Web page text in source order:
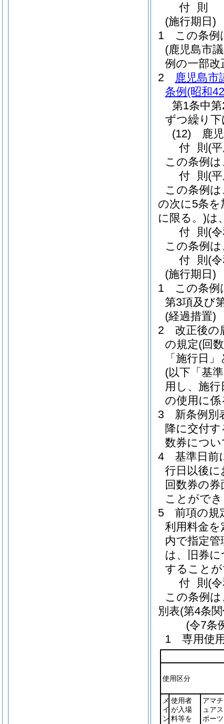
付 則
(施行期日)
1
この条例
(鹿児島市
例の一部改
2
鹿児島市
条例 (昭和
第1条中
ずつ繰り
(12) 鹿児
付 則 (
この条例
付 則 (
この条例
の次に5条を
に限る。)は
付 則 (
この条例
付 則 (
(施行期日)
1
この条例
第3項及び
(経過措置)
2
改正後の
の規定(回
「施行日
(以下「基
用し、施
の使用に
3
新条例別
降に交付
数券につ
4
基準日前
行日以後
回数券の
ことがで
5
前項の規
利用料金
内で指定
は、旧券
すること
付 則 (
この条例
別表(第4条
(令7条
1 専用使
使用区分
メ
イ
ン
使用者
が入場
料等を
アマチ
ュアス
ポーツ